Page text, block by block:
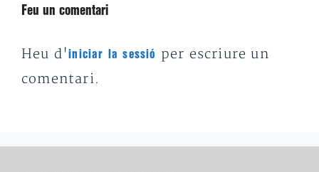
Feu un comentari
Heu d'iniciar la sessió
per escriure un
comentari.